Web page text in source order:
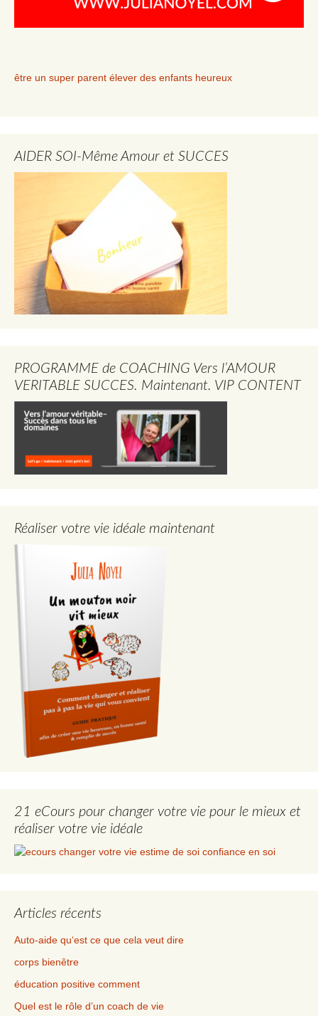
être un super parent élever des enfants heureux
AIDER SOI-Même Amour et SUCCES
PROGRAMME de COACHING Vers l’AMOUR
VERITABLE SUCCES. Maintenant. VIP CONTENT
Réaliser votre vie idéale maintenant
21 eCours pour changer votre vie pour le mieux et
réaliser votre vie idéale
Articles récents
Auto-aide qu‘est ce que cela veut dire
corps bienêtre
éducation positive comment
Quel est le rôle d’un coach de vie